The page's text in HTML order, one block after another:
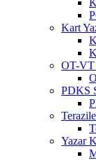
Kart
OT-VT
PDKS
Yazar